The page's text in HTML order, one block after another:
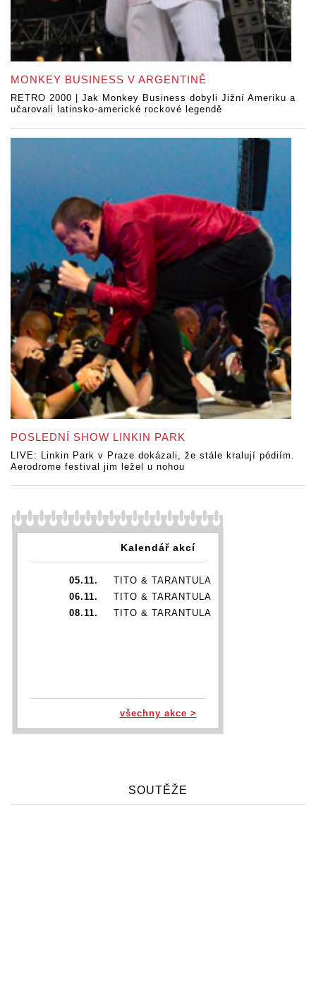
MONKEY BUSINESS V ARGENTINĚ
RETRO 2000 | Jak Monkey Business dobyli Jižní Ameriku a
učarovali latinsko-americké rockové legendě
POSLEDNÍ SHOW LINKIN PARK
LIVE: Linkin Park v Praze dokázali, že stále kralují pódiím.
Aerodrome festival jim ležel u nohou
Kalendář akcí
05.11.
TITO & TARANTULA
06.11.
TITO & TARANTULA
08.11.
TITO & TARANTULA
všechny akce >
SOUTĚŽE